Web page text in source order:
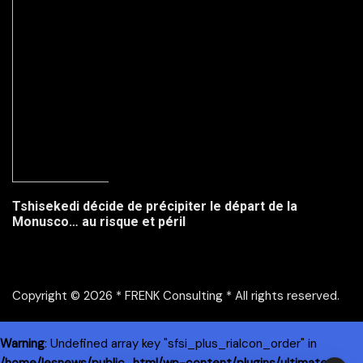
Tshisekedi décide de précipiter le départ de la
Monusco… au risque et péril
Copyright © 2026 * FRENK Consulting * All rights reserved.
Warning: Undefined array key "sfsi_plus_riaIcon_order" in